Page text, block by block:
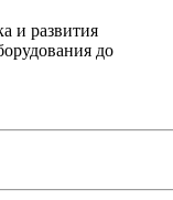
и развития
до